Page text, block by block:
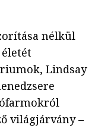
nélkül
Lindsay
világjárvány –